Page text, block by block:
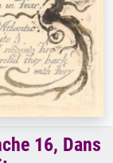
16, Dans